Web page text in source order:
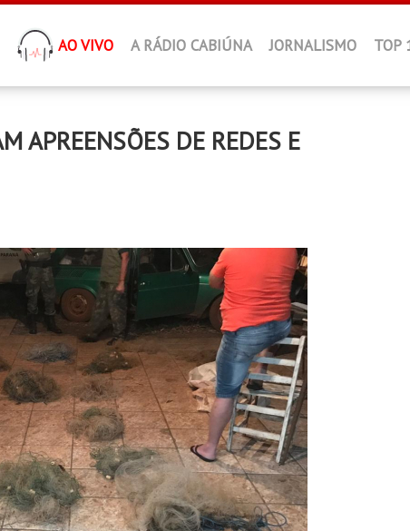
AO VIVO A RÁDIO CABIÚNA JORNALISMO TOP
APREENSÕES DE REDES E